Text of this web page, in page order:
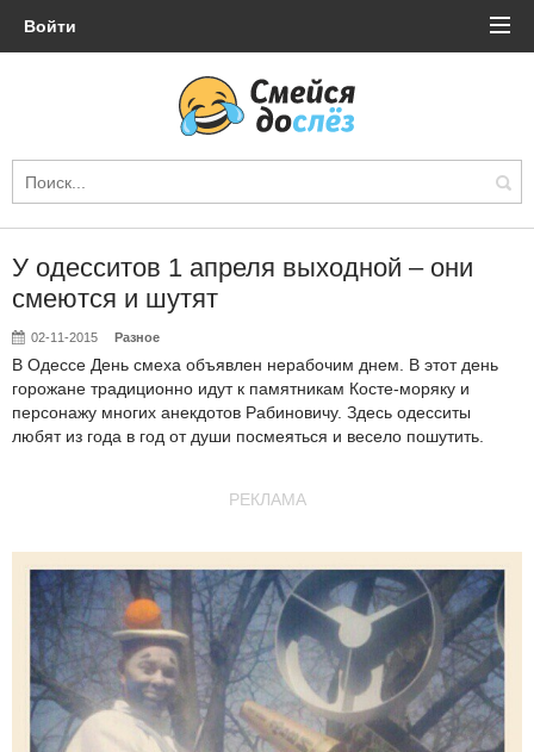
Войти
У одесситов 1 апреля выходной – они
смеются и шутят
02-11-2015 Разное
В Одессе День смеха объявлен нерабочим днем. В этот день
горожане традиционно идут к памятникам Косте-моряку и
персонажу многих анекдотов Рабиновичу. Здесь одесситы
любят из года в год от души посмеяться и весело пошутить.
РЕКЛАМА